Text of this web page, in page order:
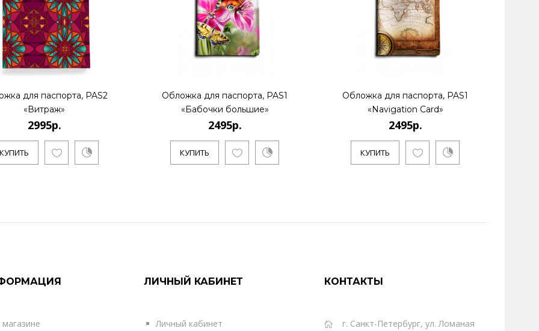
для паспорта, PAS2
«Витраж»
2995р.
КУПИТЬ
Обложка для паспорта, PAS1
«Бабочки большие»
2495р.
КУПИТЬ
Обложка для паспорта, PAS1
«Navigation Card»
2495р.
КУПИТЬ
ЛИЧНЫЙ КАБИНЕТ
Личный кабинет
КОНТАКТЫ
г. Санкт-Петербург, ул. Ломаная